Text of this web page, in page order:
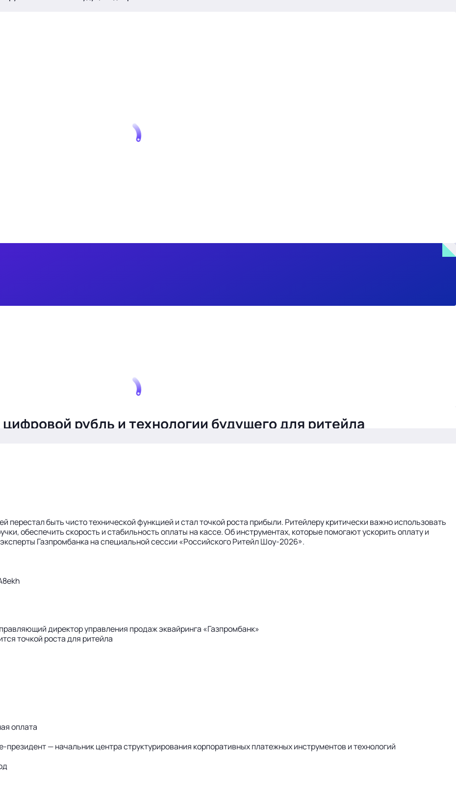
рубль и технологии будущего для ритейла
перестал быть чисто технической функцией и стал точкой роста прибыли. Ритейлеру критически важно использовать
обеспечить скорость и стабильность оплаты на кассе. Об инструментах, которые помогают ускорить оплату и
Газпромбанка на специальной сессии «Российского Ритейл Шоу-2026».
директор управления продаж эквайринга «Газпромбанк»
точкой роста для ритейла
оплата
президент— начальник центра структурирования корпоративных платежных инструментов и технологий